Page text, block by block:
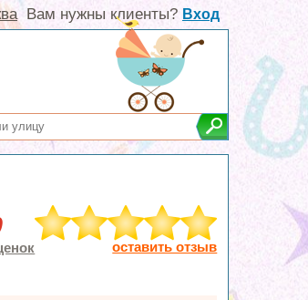
Вам нужны клиенты? Вход
оставить отзыв